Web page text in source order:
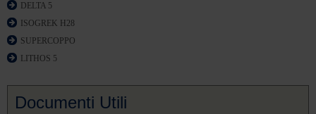
DELTA 5
ISOGREK H28
SUPERCOPPO
LITHOS 5
Documenti Utili